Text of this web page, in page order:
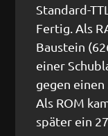
Standard-
Fertig. Als
Baustein
einer
gegen einen
Als ROM
später ein